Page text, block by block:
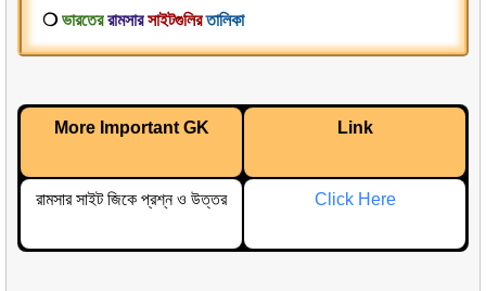
❍ভারতেররামসারসাইটগুলিরতালিকা
More Important GK Link
রামসার সাইট জিকে প্রশ্ন ও উত্তর Click Here